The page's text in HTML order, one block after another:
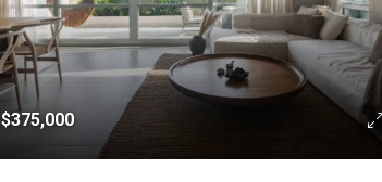
$375,000